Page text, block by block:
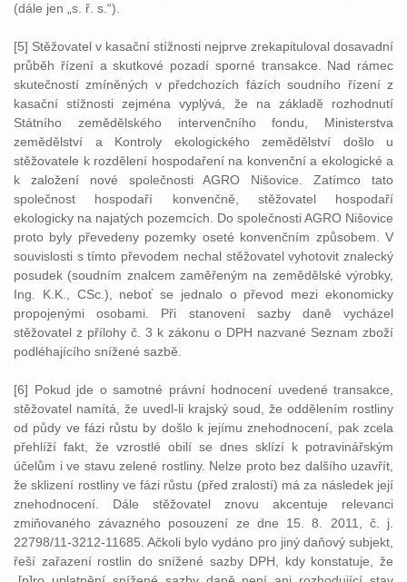
(dále jen „s. ř. s.“).
[5] Stěžovatel v kasační stížnosti nejprve zrekapituloval dosavadní
průběh řízení a skutkové pozadí sporné transakce. Nad rámec
skutečností zmíněných v předchozích fázích soudního řízení z
kasační stížnosti zejména vyplývá, že na základě rozhodnutí
Státního zemědělského intervenčního fondu, Ministerstva
zemědělství a Kontroly ekologického zemědělství došlo u
stěžovatele k rozdělení hospodaření na konvenční a ekologické a
k založení nové společnosti AGRO Nišovice. Zatímco tato
společnost hospodaří konvenčně, stěžovatel hospodaří
ekologicky na najatých pozemcích. Do společnosti AGRO Nišovice
proto byly převedeny pozemky oseté konvenčním způsobem. V
souvislosti s tímto převodem nechal stěžovatel vyhotovit znalecký
posudek (soudním znalcem zaměřeným na zemědělské výrobky,
Ing. K.K., CSc.), neboť se jednalo o převod mezi ekonomicky
propojenými osobami. Při stanovení sazby daně vycházel
stěžovatel z přílohy č. 3 k zákonu o DPH nazvané Seznam zboží
podléhajícího snížené sazbě.
[6] Pokud jde o samotné právní hodnocení uvedené transakce,
stěžovatel namítá, že uvedl-li krajský soud, že oddělením rostliny
od půdy ve fázi růstu by došlo k jejímu znehodnocení, pak zcela
přehlíží fakt, že vzrostlé obilí se dnes sklízí k potravinářským
účelům i ve stavu zelené rostliny. Nelze proto bez dalšího uzavřít,
že sklizení rostliny ve fázi růstu (před zralostí) má za následek její
znehodnocení. Dále stěžovatel znovu akcentuje relevanci
zmiňovaného závazného posouzení ze dne 15. 8. 2011, č. j.
22798/11-3212-11685. Ačkoli bylo vydáno pro jiný daňový subjekt,
řeší zařazení rostlin do snížené sazby DPH, kdy konstatuje, že